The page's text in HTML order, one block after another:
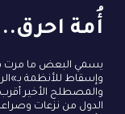
أُمة احرق..
يسمي البعض ما مرت
وإسقاط للأنظمة
والمصطلح الأخير
الدول من نزعات